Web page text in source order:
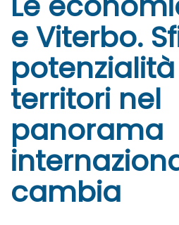
e Viterbo.
territori nel
panorama
cambia